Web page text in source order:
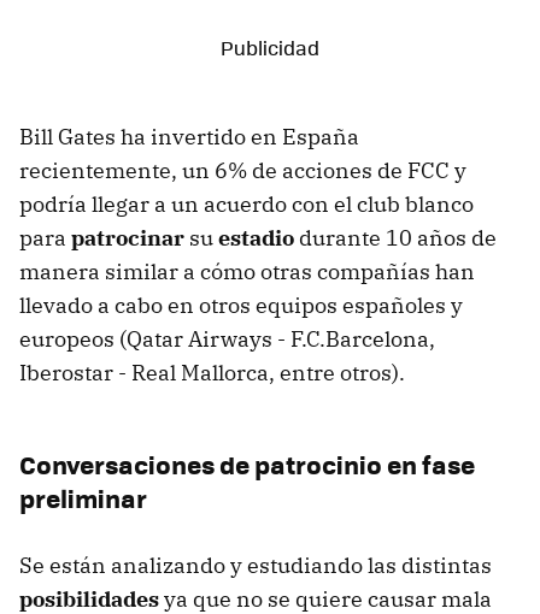
Bill Gates ha invertido en España
recientemente, un 6% de acciones de FCC y
podría llegar a un acuerdo con el club blanco
para patrocinar suestadio durante 10 años de
manera similar a cómo otras compañías han
llevado a cabo en otros equipos españoles y
europeos (Qatar Airways - F.C.Barcelona,
Iberostar - Real Mallorca, entre otros).
Conversaciones de patrocinio en fase
preliminar
Se están analizando y estudiando las distintas
posibilidadesya que no se quiere causar mala